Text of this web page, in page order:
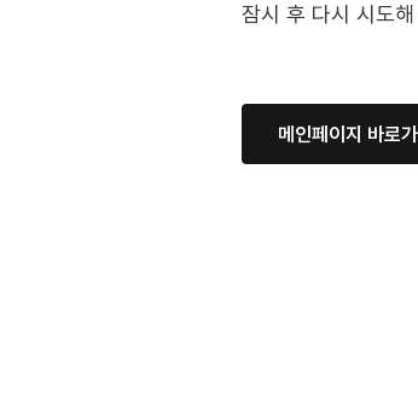
잠시 후 다시 시도
메인페이지 바로가